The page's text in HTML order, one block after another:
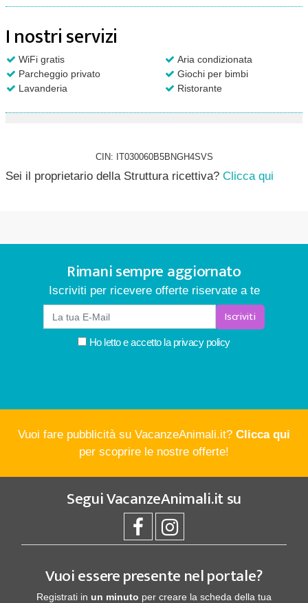
I nostri servizi
WiFi gratis
Aria condizionata
Parcheggio privato
Giochi per bimbi
Lavanderia
Ristorante
CIN: IT030060B5BNGH4SVS
Sei il proprietario della Struttura ricettiva? Clicca qui
Rimani sempre aggiornato
Iscriviti per ricevere offerte riservate a te
Iscriviti
Ho letto e accetto la privacy policy
Vuoi fare pubblicità su VacanzeAnimali.it? Clicca qui
per scoprire le nostre offerte!
SeguiVacanzeAnimali.itsu
Vuoi essere presente nel portale?
Registrati in un minuto per creare la scheda della tua